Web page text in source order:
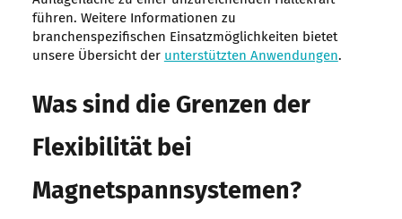
führen. Weitere Informationen zu
branchenspezifischen Einsatzmöglichkeiten bietet
unsere Übersicht der unterstützten Anwendungen.
Was sind die Grenzen der
Flexibilität bei
Magnetspannsystemen?